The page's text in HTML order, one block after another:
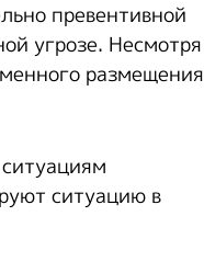
превентивной
угрозе. Несмотря
размещения
ситуацию в